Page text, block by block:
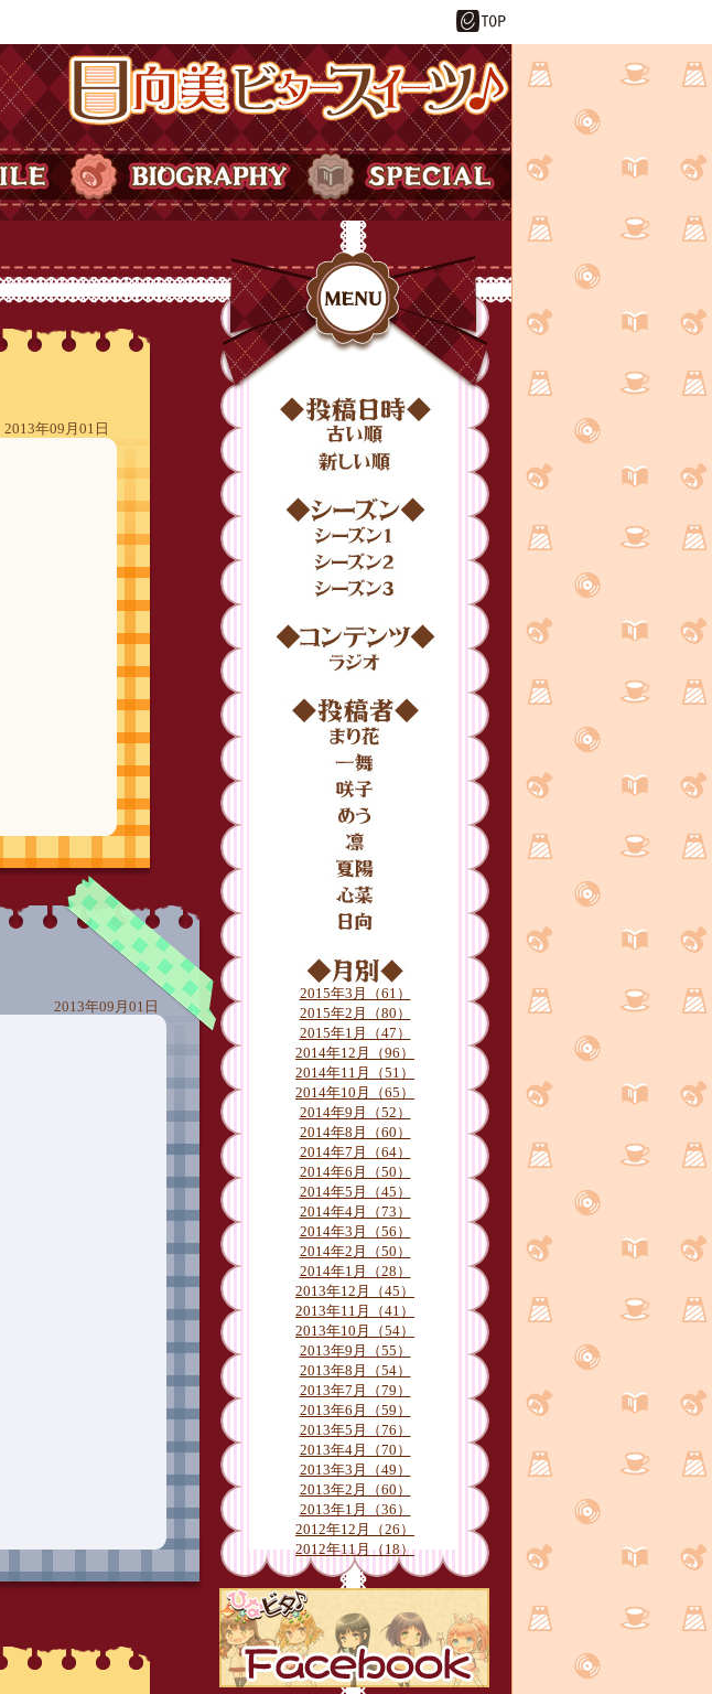
日向美ビタースイーツ♪
SPECIAL
MENU
投稿日時
シーズン
シーズン1
シーズン2
コンテンツ
月別2015年3月（61）
2015年2月（80）
2015年1月（47）
2014年12月（96）
2014年11月（51）
2014年10月（65）
2014年9月（52）
2014年8月（60）
2014年7月（64）
2014年6月（50）
2014年5月（45）
2014年4月（73）
2014年3月（56）
2014年2月（50）
2014年1月（28）
2013年12月（45）
2013年11月（41）
2013年10月（54）
2013年9月（55）
2013年8月（54）
2013年7月（79）
2013年6月（59）
2013年5月（76）
2013年4月（70）
2013年3月（49）
2013年2月（60）
2013年1月（36）
2012年12月（26）
2012年11月（18）
2013年09月01日
2013年09月01日